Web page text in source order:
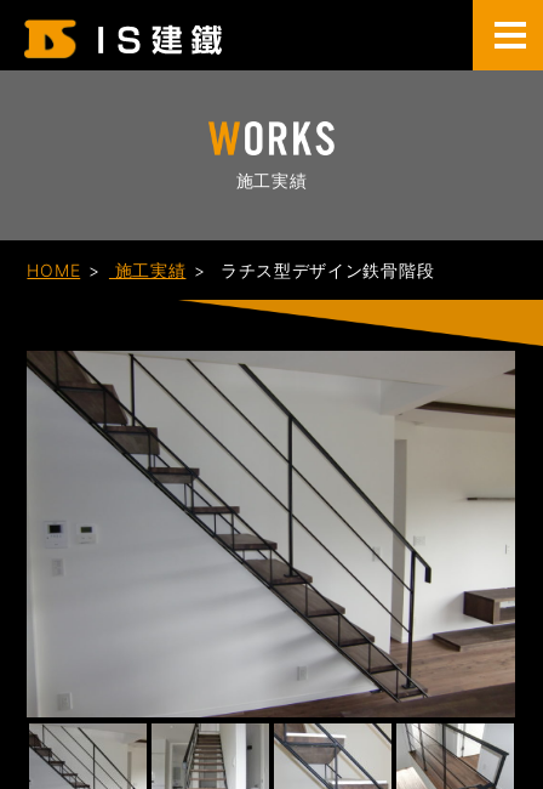
施工実績
HOME 施工実績 ラチス型デザイン鉄骨階段